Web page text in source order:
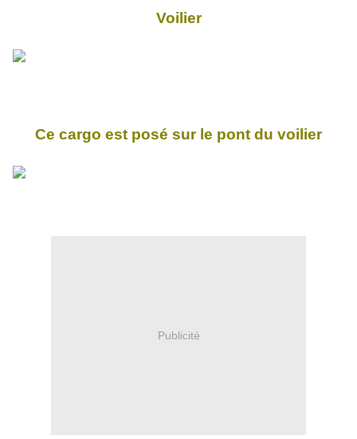
Voilier
Ce cargo est posé sur le pont du voilier
Publicité